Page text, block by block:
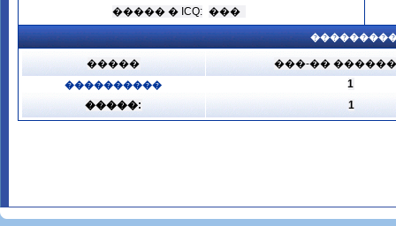
����� � ICQ: ���
����� ���-��
����������
1
�����:
1